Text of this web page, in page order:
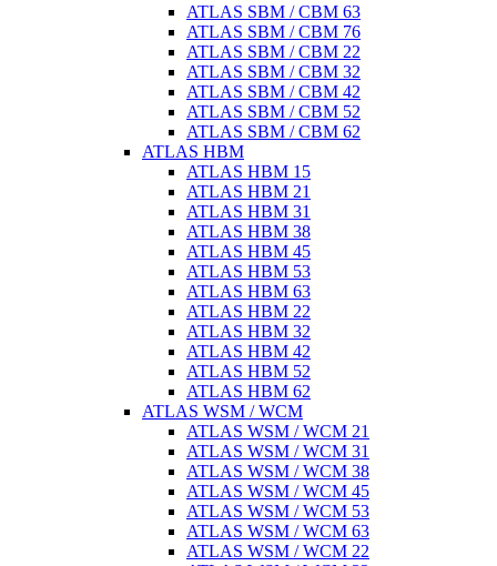
ATLAS SBM / CBM 63
ATLAS SBM / CBM 76
ATLAS SBM / CBM 22
ATLAS SBM / CBM 32
ATLAS SBM / CBM 42
ATLAS SBM / CBM 52
ATLAS SBM / CBM 62
ATLAS HBM
ATLAS HBM 15
ATLAS HBM 21
ATLAS HBM 31
ATLAS HBM 38
ATLAS HBM 45
ATLAS HBM 53
ATLAS HBM 63
ATLAS HBM 22
ATLAS HBM 32
ATLAS HBM 42
ATLAS HBM 52
ATLAS HBM 62
ATLAS WSM / WCM
ATLAS WSM / WCM 21
ATLAS WSM / WCM 31
ATLAS WSM / WCM 38
ATLAS WSM / WCM 45
ATLAS WSM / WCM 53
ATLAS WSM / WCM 63
ATLAS WSM / WCM 22